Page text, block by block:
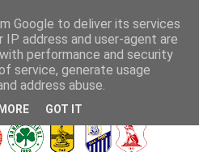
με τον έμπειρο Μάρβελους Νακάμπα
Google to deliver its services
IP address and user-agent are
performance and security
service, generate usage
address abuse.
GOT IT